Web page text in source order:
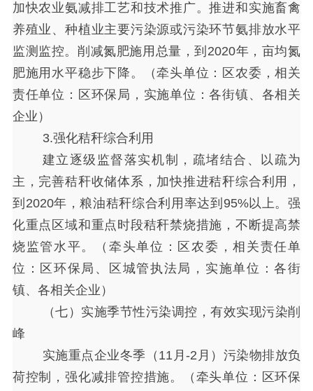
加快农业氨减排工艺和技术推广。推进和实施畜禽
养殖业、种植业主要污染源或污染环节氨排放水平
监测监控。削减氮肥施用总量，到 2020年，亩均氮
肥施用水平稳步下降。（牵头单位：区农委，相关
责任单位：区环保局，实施单位：各街镇、各相关
企业）
3.强化秸秆综合利用
建立逐级监督落实机制，疏堵结合、以疏为
主，完善秸秆收储体系，加快推进秸秆综合利用，
到 2020年，粮油秸秆综合利用率达到95%以上。强
化重点区域和重点时段秸秆禁烧措施，不断提高禁
烧监管水平。（牵头单位：区农委，相关责任单
位：区环保局、区城管执法局，实施单位：各街
镇、各相关企业）
（七）实施季节性污染调控，有效实现污染削
峰
实施重点企业冬季（ 11月-2月）污染物排放负
荷控制，强化减排管控措施。（牵头单位：区环保